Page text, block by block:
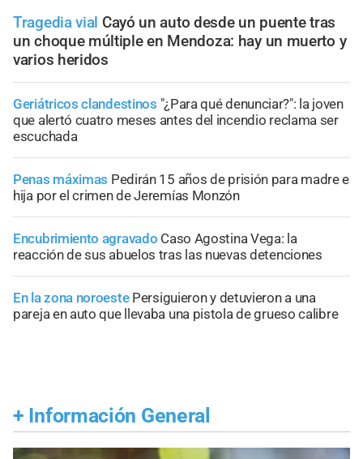
Tragedia vial Cayó un auto desde un puente tras
un choque múltiple en Mendoza: hay un muerto y
varios heridos
Geriátricos clandestinos "¿Para qué denunciar?": la joven
que alertó cuatro meses antes del incendio reclama ser
escuchada
Penas máximas Pedirán 15 años de prisión para madre e
hija por el crimen de Jeremías Monzón
Encubrimiento agravado Caso Agostina Vega: la
reacción de sus abuelos tras las nuevas detenciones
En la zona noroeste Persiguieron y detuvieron a una
pareja en auto que llevaba una pistola de grueso calibre
+ Información General